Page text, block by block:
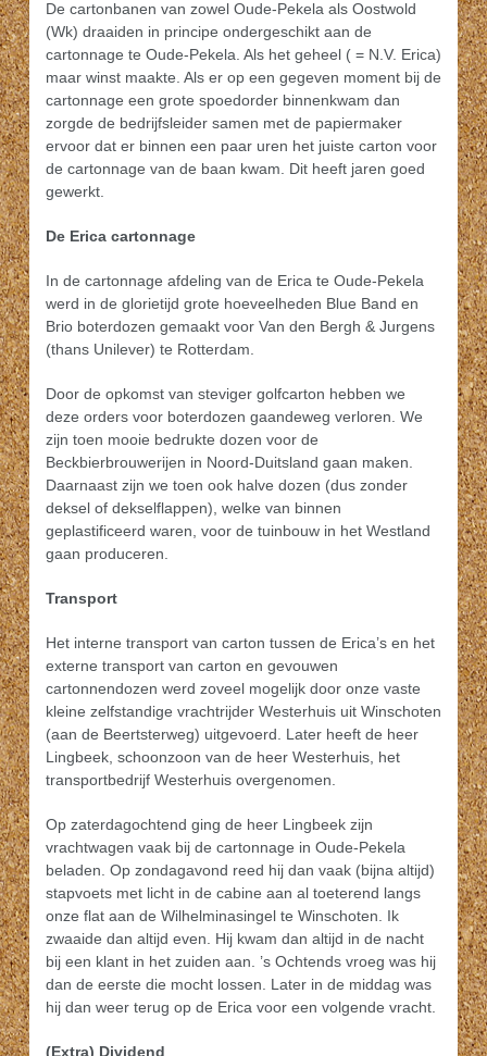
De cartonbanen van zowel Oude-Pekela als Oostwold
(Wk) draaiden in principe ondergeschikt aan de
cartonnage te Oude-Pekela. Als het geheel ( = N.V. Erica)
maar winst maakte. Als er op een gegeven moment bij de
cartonnage een grote spoedorder binnenkwam dan
zorgde de bedrijfsleider samen met de papiermaker
ervoor dat er binnen een paar uren het juiste carton voor
de cartonnage van de baan kwam. Dit heeft jaren goed
gewerkt.
De Erica cartonnage
In de cartonnage afdeling van de Erica te Oude-Pekela
werd in de glorietijd grote hoeveelheden Blue Band en
Brio boterdozen gemaakt voor Van den Bergh & Jurgens
(thans Unilever) te Rotterdam.
Door de opkomst van steviger golfcarton hebben we
deze orders voor boterdozen gaandeweg verloren. We
zijn toen mooie bedrukte dozen voor de
Beckbierbrouwerijen in Noord-Duitsland gaan maken.
Daarnaast zijn we toen ook halve dozen (dus zonder
deksel of dekselflappen), welke van binnen
geplastificeerd waren, voor de tuinbouw in het Westland
gaan produceren.
Transport
Het interne transport van carton tussen de Erica’s en het
externe transport van carton en gevouwen
cartonnendozen werd zoveel mogelijk door onze vaste
kleine zelfstandige vrachtrijder Westerhuis uit Winschoten
(aan de Beertsterweg) uitgevoerd. Later heeft de heer
Lingbeek, schoonzoon van de heer Westerhuis, het
transportbedrijf Westerhuis overgenomen.
Op zaterdagochtend ging de heer Lingbeek zijn
vrachtwagen vaak bij de cartonnage in Oude-Pekela
beladen. Op zondagavond reed hij dan vaak (bijna altijd)
stapvoets met licht in de cabine aan al toeterend langs
onze flat aan de Wilhelminasingel te Winschoten. Ik
zwaaide dan altijd even. Hij kwam dan altijd in de nacht
bij een klant in het zuiden aan. ’s Ochtends vroeg was hij
dan de eerste die mocht lossen. Later in de middag was
hij dan weer terug op de Erica voor een volgende vracht.
(Extra) Dividend